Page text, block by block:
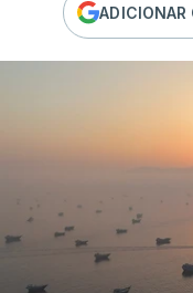
ADICIONAR